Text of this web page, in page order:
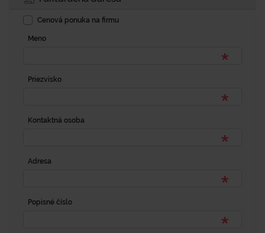
Cenová ponuka na firmu
Meno
Priezvisko
Kontaktná osoba
Adresa
Popisné číslo